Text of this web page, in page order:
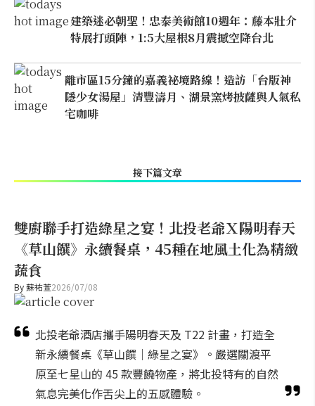
建築迷必朝聖！忠泰美術館10週年：藤本壯介
特展打頭陣，1:5大屋根8月震撼空降台北
離市區15分鐘的嘉義祕境路線！造訪「台版神
隱少女湯屋」清豐濤月、湖景窯烤披薩與人氣私
宅咖啡
接下篇文章
雙廚聯手打造綠星之宴！北投老爺Ｘ陽明春天
《草山饌》永續餐桌，45種在地風土化為精緻
蔬食
By蘇祐萱2026/07/08
北投老爺酒店攜手陽明春天及 T22 計畫，打造全
新永續餐桌《草山饌｜綠星之宴》。嚴選關渡平
原至七星山的 45 款豐饒物產，將北投特有的自然
氣息完美化作舌尖上的五感體驗。